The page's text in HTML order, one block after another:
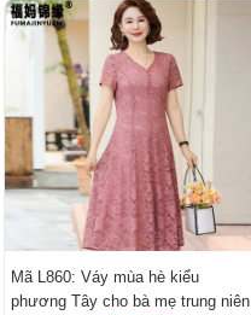
Mã L860: Váy mùa hè kiểu
phương Tây cho bà mẹ trung niên